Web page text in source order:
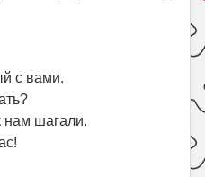
с вами.
нам шагали.